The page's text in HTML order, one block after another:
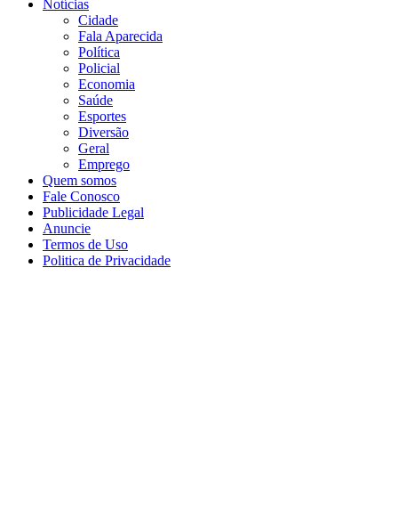
Notícias
Cidade
Fala Aparecida
Política
Policial
Economia
Saúde
Esportes
Diversão
Geral
Emprego
Quem somos
Fale Conosco
Publicidade Legal
Anuncie
Termos de Uso
Politica de Privacidade